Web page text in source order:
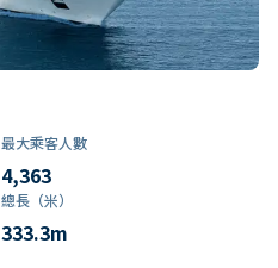
最大乘客人數
4,363
總長（米）
333.3m